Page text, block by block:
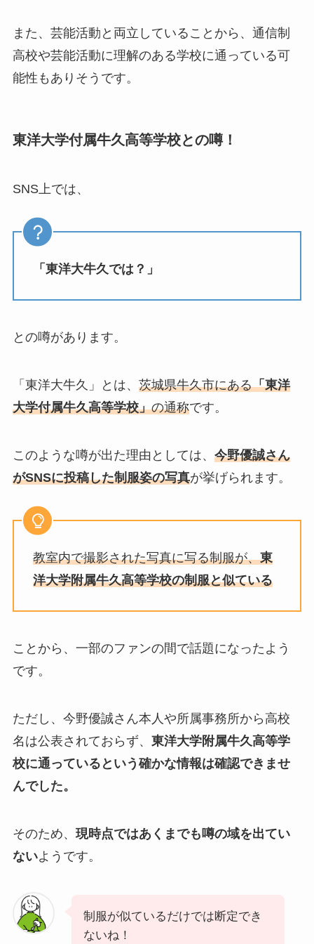
また、芸能活動と両立していることから、通信制
高校や芸能活動に理解のある学校に通っている可
能性もありそうです。
東洋大学付属牛久高等学校との噂！
SNS上では、
「東洋大牛久では？」
との噂があります。
「東洋大牛久」とは、 茨城県牛久市にある「東洋
大学付属牛久高等学校」の通称です。
このような噂が出た理由としては、 今野優誠さん
がSNSに投稿した制服姿の写真が挙げられます。
教室内で撮影された写真に写る制服が、東
洋大学附属牛久高等学校の制服と似ている
ことから、一部のファンの間で話題になったよう
です。
ただし、今野優誠さん本人や所属事務所から高校
名は公表されておらず、 東洋大学附属牛久高等学
校に通っているという確かな情報は確認できませ
んでした。
そのため、 現時点ではあくまでも噂の域を出てい
ないようです。
制服が似ているだけでは断定でき
ないね！